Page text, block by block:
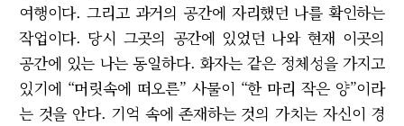
여행이다. 그리고 과거의 공간에 자리했던 나를 확인하는
작업이다. 당시 그곳의 공간에 있었던 나와 현재 이곳의
공간에 있는 나는 동일하다. 화자는 같은 정체성을 가지고
있기에 “머릿속에 떠오른” 사물이 “한 마리 작은 양”이라
는 것을 안다. 기억 속에 존재하는 것의 가치는 자신이 경